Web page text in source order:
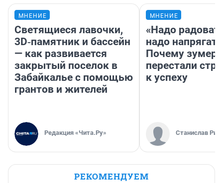
МНЕНИЕ
Светящиеся лавочки,
3D‑памятник и бассейн
— как развивается
закрытый поселок в
Забайкалье с помощью
грантов и жителей
Редакция «Чита.Ру»
МНЕНИЕ
«Надо
надо
Почему
перестали
к успеху
Станислав
РЕКОМЕНДУЕМ